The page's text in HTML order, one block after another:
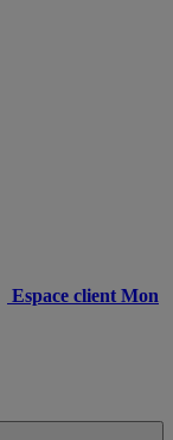
Espace client Mon